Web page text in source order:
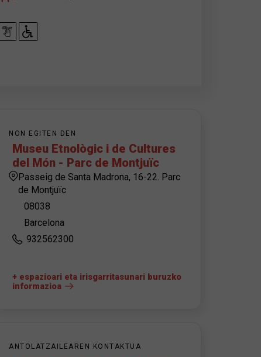
NON EGITEN DEN
Museu Etnològic i de Cultures
del Món - Parc de Montjuïc
Passeig de Santa Madrona, 16-22. Parc
de Montjuïc
08038
Barcelona
932562300
+ espazioari eta irisgarritasunari buruzko
informazioa
ANTOLATZAILEAREN KONTAKTUA